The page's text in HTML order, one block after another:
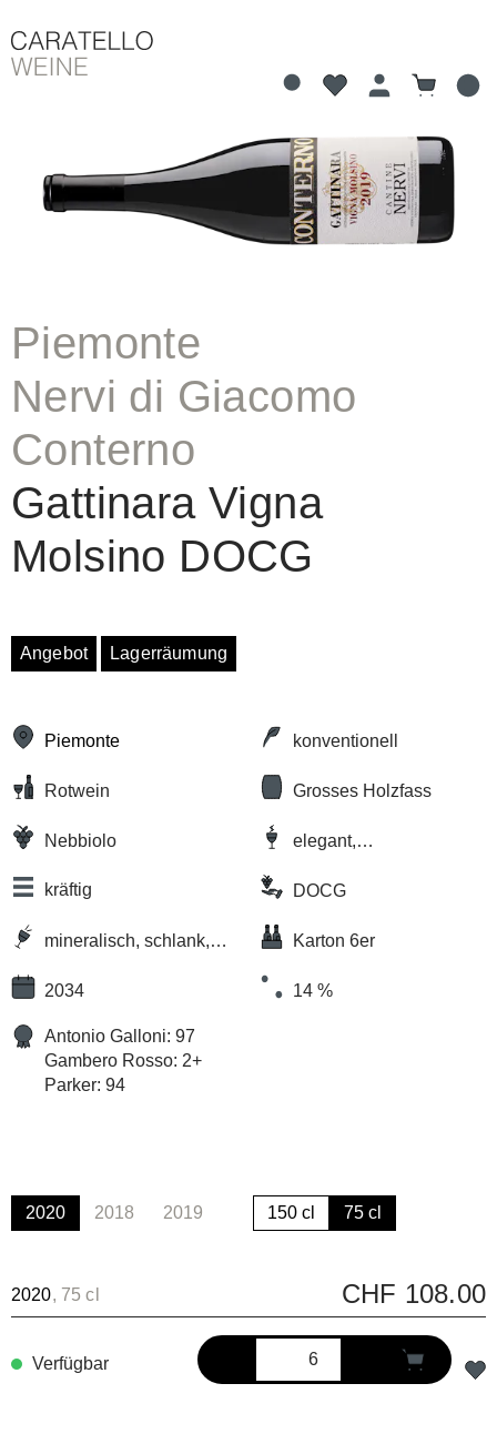
Bildergalerie überspringen
Piemonte
Nervi di Giacomo
Conterno
Gattinara Vigna
Molsino DOCG
Angebot Lagerräumung
Piemonte konventionell
Rotwein Grosses Holzfass
Nebbiolo
elegant,
kräftig
DOCG
mineralisch, schlank,
Karton 6er
2034 14 %
Antonio Galloni: 97
Gambero Rosso: 2+
Parker: 94
2020 2018
(Diese Option ist zurzeit nicht verfügbar.)
2019
(Diese Option ist zurzeit nicht verfügbar.)
150 cl 75 cl
2020, 75 cl CHF 108.00
Verfügbar